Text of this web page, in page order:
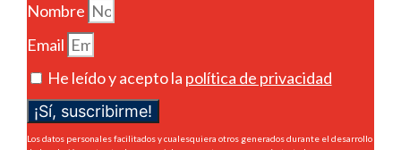
Nombre
Email
He leído y acepto la política de privacidad
¡Sí, suscribirme!
Los datos personales facilitados y cualesquiera otros generados durante el desarrollo